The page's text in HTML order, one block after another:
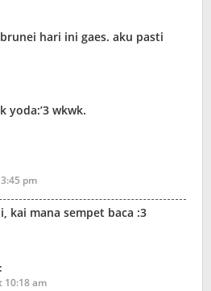
hari ini gaes. aku pasti
yoda:’3 wkwk.
pm
kai mana sempet baca :3
10:18 am